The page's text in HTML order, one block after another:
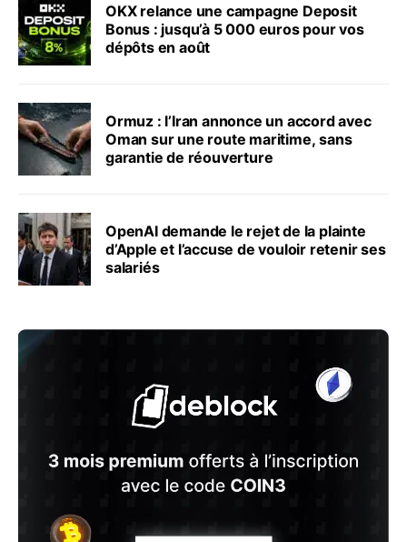
OKX relance une campagne Deposit
Bonus : jusqu’à 5 000 euros pour vos
dépôts en août
Ormuz : l’Iran annonce un accord avec
Oman sur une route maritime, sans
garantie de réouverture
OpenAI demande le rejet de la plainte
d’Apple et l’accuse de vouloir retenir ses
salariés